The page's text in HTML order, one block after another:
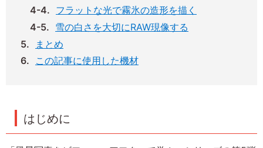
フラットな光で霧氷の造形を描く
雪の白さを大切にRAW現像する
まとめ
この記事に使用した機材
はじめに